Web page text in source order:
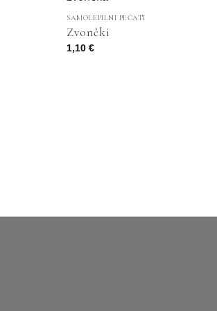
SAMOLEPILNI PEČATI
Zvončki
1,10€